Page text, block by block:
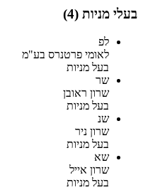
בעלי מניות (4
)
לפ
לאומי פרטנרס בע"מ
בעל מניות
שר
שרון ראובן
בעל מניות
שנ
שרון ניר
בעל מניות
שא
שרון אייל
בעל מניות